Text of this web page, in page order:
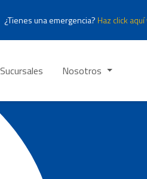
¿Tienes una emergencia? Haz click
Sucursales Nosotros